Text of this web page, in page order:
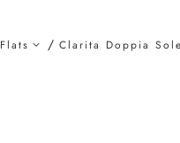
Flats Clarita Doppia